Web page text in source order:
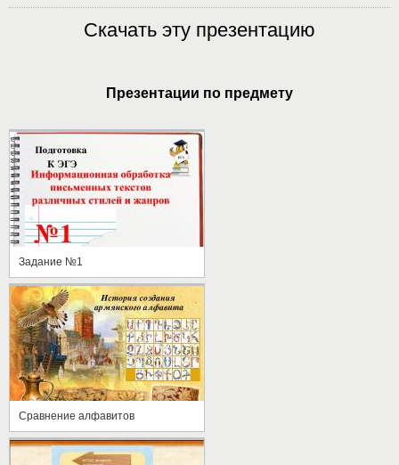
Скачать эту презентацию
Презентации по предмету
Задание №1
Сравнение алфавитов